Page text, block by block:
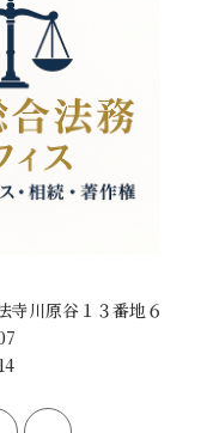
寺川原谷１３番地６